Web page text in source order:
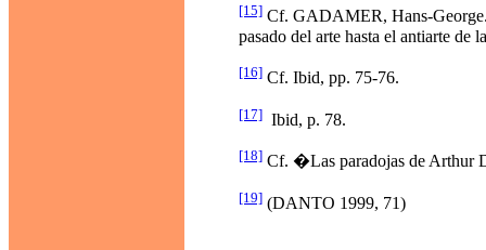
[15] Cf. GADAMER, Hans-
pasado del arte hasta el antiarte de
[16] Cf. Ibid, pp. 75-76.
[17] Ibid, p. 78.
[18] Cf. �Las paradojas de
[19] (DANTO 1999, 71)